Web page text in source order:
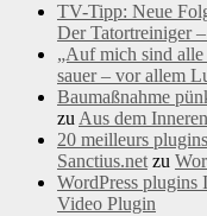
TV-Tipp: Neue
Der Tatortreiniger
„Auf mich sind alle
sauer – vor allem
Baumaßnahme
zu Aus dem
20 meilleurs
Sanctius.net zu
WordPress plugins
Video Plugin